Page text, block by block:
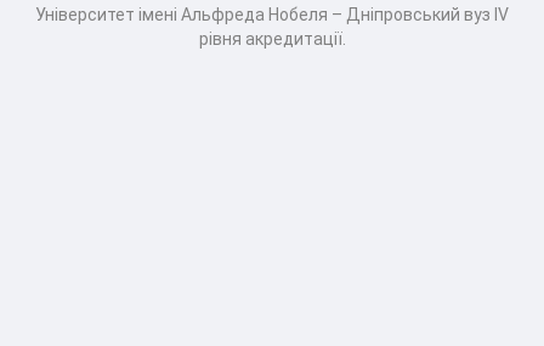
Університет імені Альфреда Нобеля – Дніпровський вуз IV
рівня акредитації.